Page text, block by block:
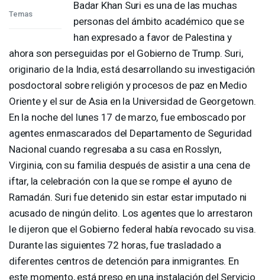
Temas
Badar Khan Suri es una de las muchas
personas del ámbito académico que se
han expresado a favor de Palestina y
ahora son perseguidas por el Gobierno de Trump. Suri,
originario de la India, está desarrollando su investigación
posdoctoral sobre religión y procesos de paz en Medio
Oriente y el sur de Asia en la Universidad de Georgetown.
En la noche del lunes 17 de marzo, fue emboscado por
agentes enmascarados del Departamento de Seguridad
Nacional cuando regresaba a su casa en Rosslyn,
Virginia, con su familia después de asistir a una cena de
iftar, la celebración con la que se rompe el ayuno de
Ramadán. Suri fue detenido sin estar estar imputado ni
acusado de ningún delito. Los agentes que lo arrestaron
le dijeron que el Gobierno federal había revocado su visa.
Durante las siguientes 72 horas, fue trasladado a
diferentes centros de detención para inmigrantes. En
este momento, está preso en una instalación del Servicio